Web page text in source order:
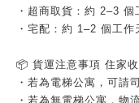
・超商取貨：約 2–3 個
・宅配：約 1–2 個工作
📦 貨運注意事項 住家
・若為電梯公寓，可請
・若為無電梯公寓，物